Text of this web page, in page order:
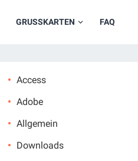
GRUSSKARTEN FAQ
Access
Adobe
Allgemein
Downloads